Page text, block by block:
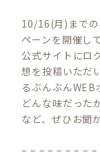
10/16(月)まで
ペーンを開催し
公式サイトにロ
想を投稿いただ
るぶんぶんWEB
どんな味だった
など、ぜひお聞
– – – – – – – –